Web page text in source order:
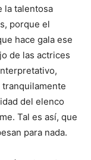
la talentosa
porque el
hace gala ese
de las actrices
del elenco
Tal es así, que
para nada.